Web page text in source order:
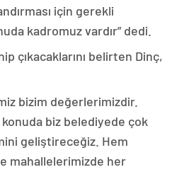
için gerekli
kadromuz vardır” dedi.
çıkacaklarını belirten Dinç,
bizim değerlerimizdir.
konuda biz belediyede çok
geliştireceğiz. Hem
mahallelerimizde her